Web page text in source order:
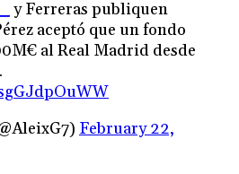
y Ferreras publiquen
aceptó que un fondo
al Real Madrid desde
February 22,